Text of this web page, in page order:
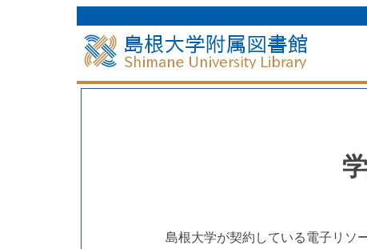
島根大学が契約している電子リソ